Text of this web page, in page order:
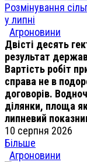
Розмінування
у липні
Агроновини
Двісті десять
результат
Вартість робіт
справа не в
договорів.
ділянки, площа
липневий
10 серпня 2026
Більше
Агроновини